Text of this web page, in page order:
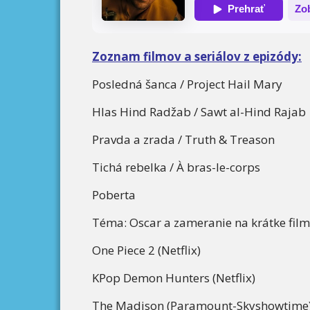
Zoznam filmov a seriálov z epizódy:
Posledná šanca / Project Hail Mary
Hlas Hind Radžab / Sawt al-Hind Rajab
Pravda a zrada / Truth & Treason
Tichá rebelka / À bras-le-corps
Poberta
Téma: Oscar a zameranie na krátke
One Piece 2 (Netflix)
KPop Demon Hunters (Netflix)
The Madison (Paramount-